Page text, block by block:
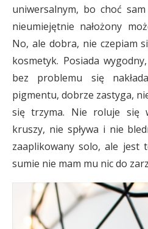
uniwersalnym, bo choć
nieumiejętnie nałożony
No, ale dobra, nie czepiam
kosmetyk. Posiada
bez problemu się
pigmentu, dobrze zastyga,
się trzyma. Nie roluje się
kruszy, nie spływa i nie
zaaplikowany solo, ale jest
sumie nie mam mu nic do